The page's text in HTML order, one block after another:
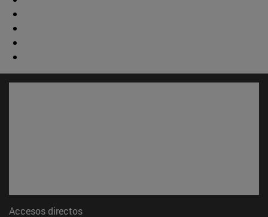
Accesos directos